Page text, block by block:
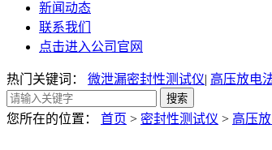
新闻动态
联系我们
点击进入公司官网
热门关键词： 微泄漏密封性测试仪| 高压放电
您所在的位置： 首页 > 密封性测试仪 > 高压